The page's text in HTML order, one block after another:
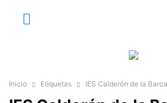
Inicio Etiquetas IES Calderón de la Barca